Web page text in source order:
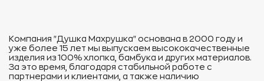
Компания "Душка Махрушка" основана в 2000 году и
уже более 15 лет мы выпускаем высококачественные
изделия из 100% хлопка, бамбука и других материалов.
За это время, благодаря стабильной работе с
партнерами и клиентами, а также наличию